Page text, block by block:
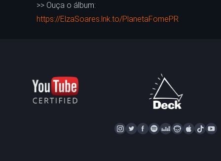
>> Ouça o álbum:
https://ElzaSoares.lnk.to/PlanetaFomePR
I
N
T
W
F
A
S
P
D
E
N
A
A
P
T